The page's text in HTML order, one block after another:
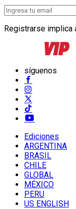
Registrarse implica
síguenos
Ediciones
ARGENTINA
BRASIL
CHILE
GLOBAL
MÉXICO
PERU
US ENGLISH